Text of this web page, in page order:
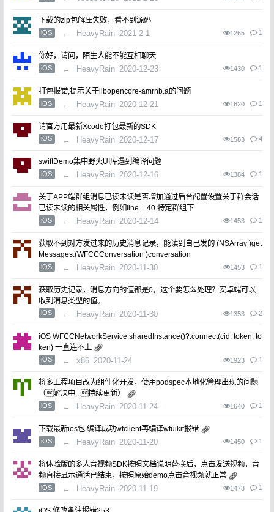
下载的zip包解压失败，看不到源码
iOS ← HeavyRain 2021-2-1 1265 1
你好，请问，陌生人能不能互相聊天
iOS ← HeavyRain 2020-12-23 1430 1
打包报错,提示关于libopencore-amrnb.a的问题
iOS ← HeavyRain 2020-12-21 1620 1
请官方用最新Xcode打包最新的SDK
iOS ← HeavyRain 2020-12-17 1583 4
swiftDemo集中野火UI库遇到编译问题
iOS ← HeavyRain 2020-12-16 1384 1
关于APP端群组消息已读未读是否增加通过后台配置设置关于群会话
已读未读的相关属性，例如line = 40 特定群组下
iOS ← HeavyRain 2020-12-14 1453 1
获取不到对方发过来的历史消息记录，能读到自己发的 (NSArray )get
Messages:(WFCCConversation )conversation
iOS ← HeavyRain 2020-11-30 1453 1
获取历史记录，消息方向的值都是0，这个要怎么处理？安卓端可以
收到消息类型的值。
iOS ← HeavyRain 2020-11-30 1353 2
iOS WFCCNetworkService.sharedInstance()?.connect(cid, token: to
ken) 一直连不上
iOS ← x86 2020-11-24 1923 1
将多工程项目改为组件化开发，使用podspec本地化管理出现的问题
（解决中...持续更新）
iOS ← HeavyRain 2020-11-24 1640 1
下载最新ios包 编译成功wfclient再编译wfuikit报错
iOS ← HeavyRain 2020-11-20 1450 1
将体验版的多人音视频SDK按照文档说明替换后，点击发送视频，音
频直接显示通话已结束，按照原始demo点击音视频就正常
iOS ← HeavyRain 2020-11-19 1473 1